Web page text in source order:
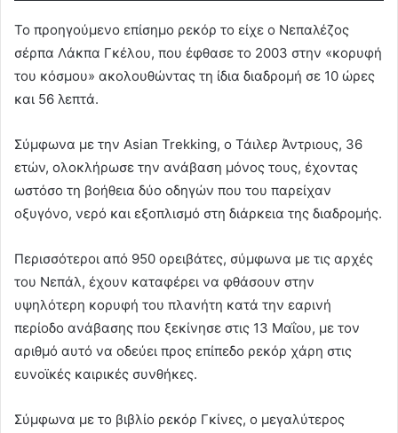
Το προηγούμενο επίσημο ρεκόρ το είχε ο Νεπαλέζος
σέρπα Λάκπα Γκέλου, που έφθασε το 2003 στην «κορυφή
του κόσμου» ακολουθώντας τη ίδια διαδρομή σε 10 ώρες
και 56 λεπτά.
Σύμφωνα με την Asian Trekking, ο Τάιλερ Άντριους, 36
ετών, ολοκλήρωσε την ανάβαση μόνος τους, έχοντας
ωστόσο τη βοήθεια δύο οδηγών που του παρείχαν
οξυγόνο, νερό και εξοπλισμό στη διάρκεια της διαδρομής.
Περισσότεροι από 950 ορειβάτες, σύμφωνα με τις αρχές
του Νεπάλ, έχουν καταφέρει να φθάσουν στην
υψηλότερη κορυφή του πλανήτη κατά την εαρινή
περίοδο ανάβασης που ξεκίνησε στις 13 Μαΐου, με τον
αριθμό αυτό να οδεύει προς επίπεδο ρεκόρ χάρη στις
ευνοϊκές καιρικές συνθήκες.
Σύμφωνα με το βιβλίο ρεκόρ Γκίνες, ο μεγαλύτερος